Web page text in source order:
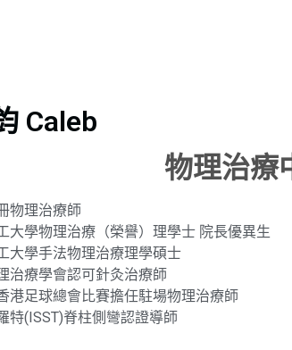
Caleb
物理治療
物理治療師
大學物理治療（榮譽）理學士 院長優異生
大學手法物理治療理學碩士
治療學會認可針灸治療師
港足球總會比賽擔任駐場物理治療師
特(ISST)脊柱側彎認證導師